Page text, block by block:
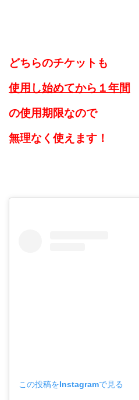
どちらのチケットも
使用し始めてから１年間
の使用期限なので
無理なく使えます！
この投稿をInstagramで見る